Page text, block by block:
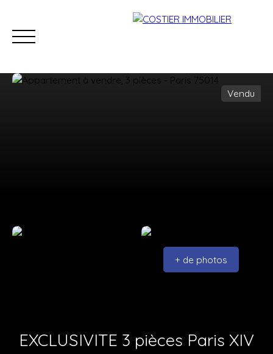
Vendu
+ de photos
EXCLUSIVITE 3 pièces Paris XIV